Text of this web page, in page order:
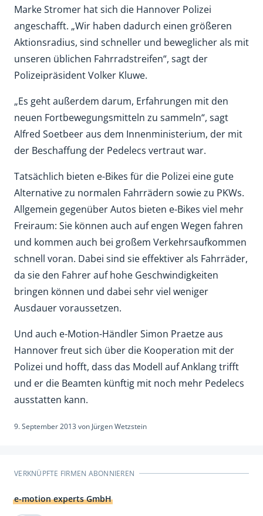
Marke Stromer hat sich die Hannover Polizei
angeschafft. „Wir haben dadurch einen größeren
Aktionsradius, sind schneller und beweglicher als mit
unseren üblichen Fahrradstreifen“, sagt der
Polizeipräsident Volker Kluwe.
„Es geht außerdem darum, Erfahrungen mit den
neuen Fortbewegungsmitteln zu sammeln“, sagt
Alfred Soetbeer aus dem Innenministerium, der mit
der Beschaffung der Pedelecs vertraut war.
Tatsächlich bieten e-Bikes für die Polizei eine gute
Alternative zu normalen Fahrrädern sowie zu PKWs.
Allgemein gegenüber Autos bieten e-Bikes viel mehr
Freiraum: Sie können auch auf engen Wegen fahren
und kommen auch bei großem Verkehrsaufkommen
schnell voran. Dabei sind sie effektiver als Fahrräder,
da sie den Fahrer auf hohe Geschwindigkeiten
bringen können und dabei sehr viel weniger
Ausdauer voraussetzen.
Und auch e-Motion-Händler Simon Praetze aus
Hannover freut sich über die Kooperation mit der
Polizei und hofft, dass das Modell auf Anklang trifft
und er die Beamten künftig mit noch mehr Pedelecs
ausstatten kann.
9. September 2013 von Jürgen Wetzstein
VERKNÜPFTE FIRMEN ABONNIEREN
e-motion experts GmbH